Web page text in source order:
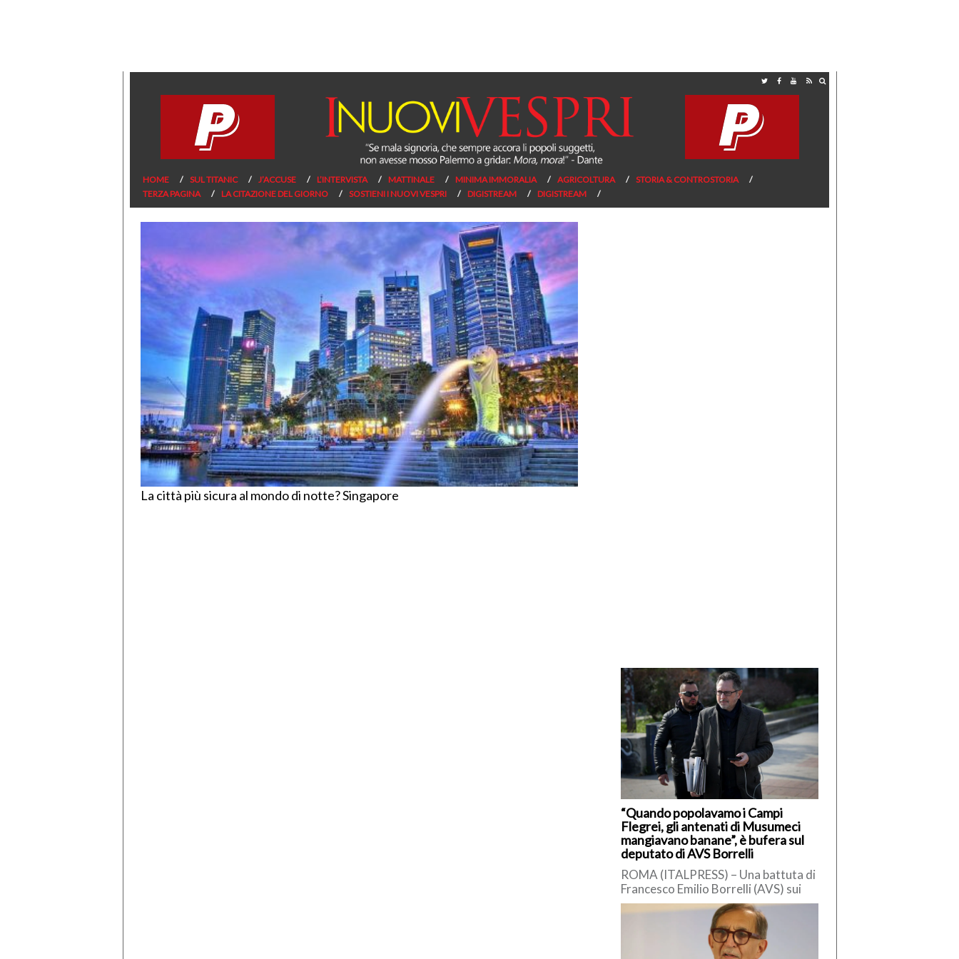
HOME SUL TITANIC J’ACCUSE L’INTERVISTA MATTINALE MINIMA IMMORALIA AGRICOLTURA
STORIA & CONTROSTORIA
TERZA PAGINA
LA CITAZIONE DEL GIORNO SOSTIENI I NUOVI VESPRI DIGISTREAM DIGISTREAM
La città più sicura al mondo di notte? Singapore
“Quando popolavamo i Campi
Flegrei, gli antenati di Musumeci
mangiavano banane”, è bufera sul
deputato di AVS Borrelli
ROMA (ITALPRESS) – Una battuta di
Francesco Emilio Borrelli (AVS) sui
siciliani ha innescato polemiche.
Intervistato da Radio Cusano,